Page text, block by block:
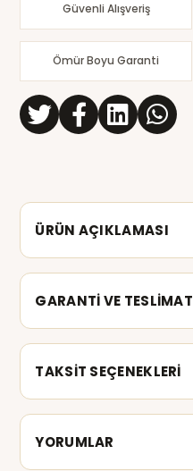
Güvenli Alışveriş
Ömür Boyu Garanti
ÜRÜN AÇIKLAMASI
GARANTİ VE TESLİMAT
TAKSİT SEÇENEKLERİ
YORUMLAR